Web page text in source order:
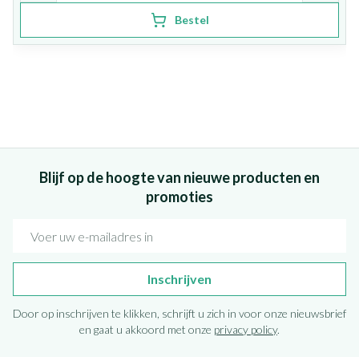
Bestel
Blijf op de hoogte van nieuwe producten en
promoties
Inschrijven
Door op inschrijven te klikken, schrijft u zich in voor onze nieuwsbrief
en gaat u akkoord met onze privacy policy.